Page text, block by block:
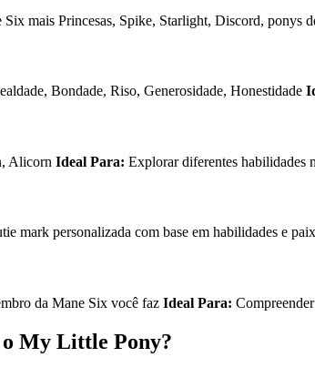
Six mais Princesas, Spike, Starlight, Discord, ponys
Bondade, Riso, Generosidade, Honestidade
Alicorn Ideal Para: Explorar diferentes habilidades
mark personalizada com base em habilidades e
da Mane Six você faz Ideal Para:
o My Little Pony?